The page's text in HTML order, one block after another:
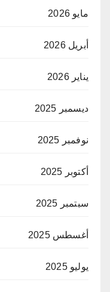
مايو 2026
أبريل 2026
يناير 2026
ديسمبر 2025
نوفمبر 2025
أكتوبر 2025
سبتمبر 2025
أغسطس 2025
يوليو 2025